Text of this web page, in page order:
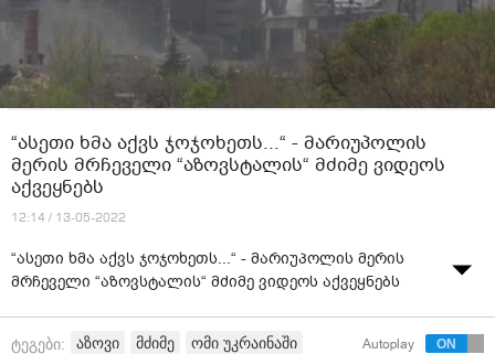
“ასეთი ხმა აქვს ჯოჯოხეთს...“ - მარიუპოლის
მერის მრჩეველი “აზოვსტალის“ მძიმე ვიდეოს
აქვეყნებს
12:14 / 13-05-2022
“ასეთი ხმა აქვს ჯოჯოხეთს...“ - მარიუპოლის მერის
მრჩეველი “აზოვსტალის“ მძიმე ვიდეოს აქვეყნებს
ტეგები: აზოვი მძიმე ომი უკრაინაში Autoplay